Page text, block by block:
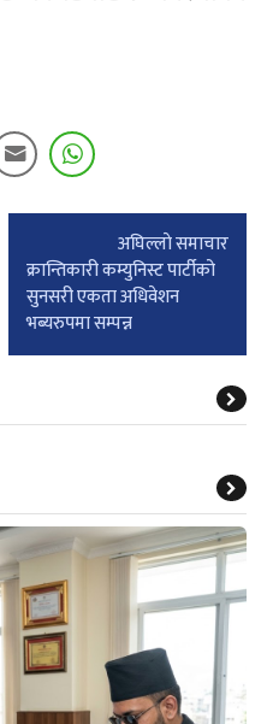
अघिल्लाे समाचार
क्रान्तिकारी कम्युनिस्ट पार्टीको
सुनसरी एकता अधिवेशन
भब्यरुपमा सम्पन्न